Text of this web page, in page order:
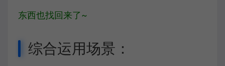
东西也找回来了~
综合运用场景：